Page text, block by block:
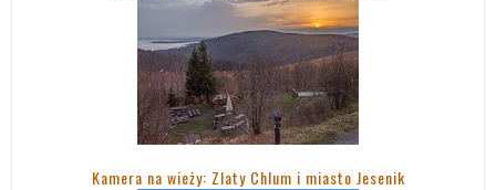
Kamera na wieży: Zlaty Chlum i miasto Jesenik